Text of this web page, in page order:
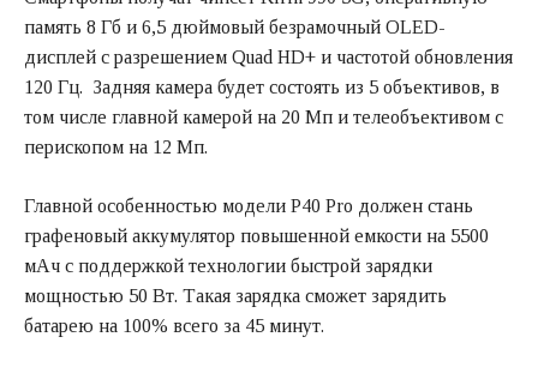
память 8 Гб и 6,5 дюймовый безрамочный OLED-
дисплей с разрешением Quad HD+ и частотой обновления
120 Гц. Задняя камера будет состоять из 5 объективов, в
том числе главной камерой на 20 Мп и телеобъективом с
перископом на 12 Мп.
Главной особенностью модели Р40 Pro должен стань
графеновый аккумулятор повышенной емкости на 5500
мАч с поддержкой технологии быстрой зарядки
мощностью 50 Вт. Такая зарядка сможет зарядить
батарею на 100% всего за 45 минут.